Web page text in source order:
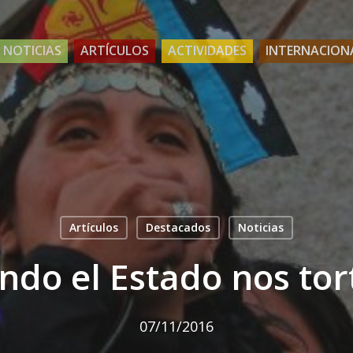
NOTICIAS ARTÍCULOS ACTIVIDADES
Artículos Destacados Noticias
el Estado nos
07/11/2016